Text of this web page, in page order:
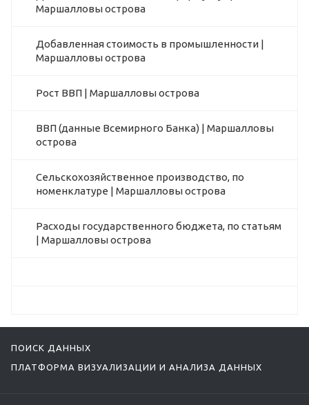
Маршалловы острова
Добавленная стоимость в промышленности |
Маршалловы острова
Рост ВВП | Маршалловы острова
ВВП (данные Всемирного Банка) | Маршалловы
острова
Сельскохозяйственное производство, по
номенклатуре | Маршалловы острова
Расходы государственного бюджета, по статьям
| Маршалловы острова
ПОИСК ДАННЫХ
ПЛАТФОРМА ВИЗУАЛИЗАЦИИ И АНАЛИЗА ДАННЫХ